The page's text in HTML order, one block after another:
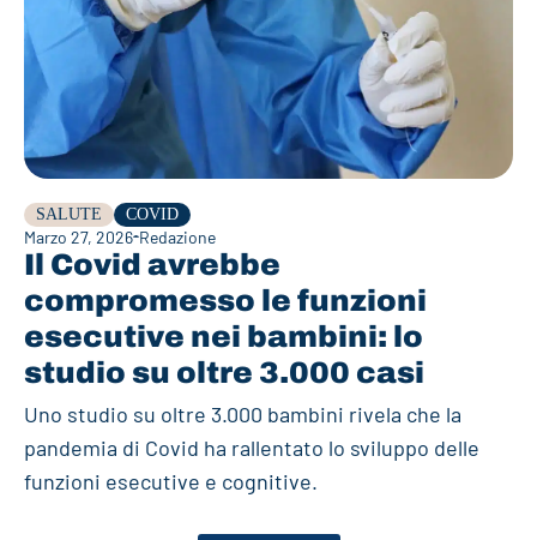
SALUTE COVID
Marzo 27, 2026 Redazione
Il Covid avrebbe
compromesso le funzioni
esecutive nei bambini: lo
studio su oltre 3.000 casi
Uno studio su oltre 3.000 bambini rivela che la
pandemia di Covid ha rallentato lo sviluppo delle
funzioni esecutive e cognitive.